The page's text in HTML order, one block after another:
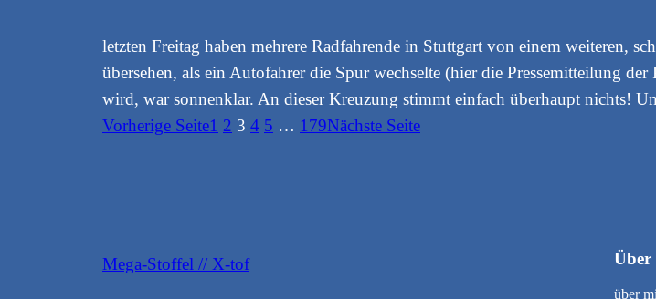
letzten Freitag haben mehrere Radfahrende in Stuttgart von einem weiteren,
übersehen, als ein Autofahrer die Spur wechselte (hier die Pressemitteilung
wird, war sonnenklar. An dieser Kreuzung stimmt einfach überhaupt nichts!
Vorherige Seite1 2 3 4 5 … 179Nächste Seite
Mega-Stoffel // X-tof Über
über